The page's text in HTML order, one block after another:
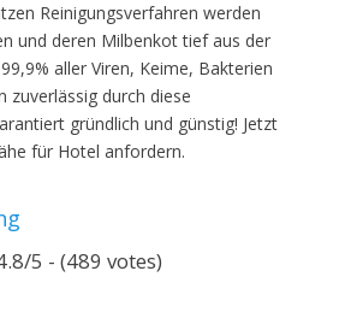
Reinigungsverfahren werden
und deren Milbenkot tief aus der
aller Viren, Keime, Bakterien
zuverlässig durch diese
gründlich und günstig! Jetzt
für Hotel anfordern.
5 - (489 votes)